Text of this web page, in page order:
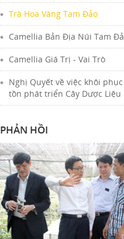
Trà Hoa Vàng Tam Đảo
Camellia Bản Địa Núi Tam
Camellia Giá Trị - Vai Trò
Nghị Quyết về việc khôi
tồn phát triển Cây Dược Liệu
PHẢN HỒI